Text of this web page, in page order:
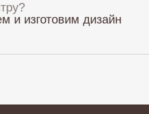
и изготовим дизайн